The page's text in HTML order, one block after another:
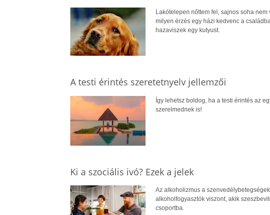
Lakótelepen nőttem fel, sajnos soha
milyen érzés egy házi kedvenc a
hazaviszek egy kutyust.
A testi érintés szeretetnyelv jellemzői
Így lehetsz boldog, ha a testi érintés az
szerelmednek is!
Ki a szociális ivó? Ezek a jelek
Az alkoholizmus a
alkoholfogyasztók viszont, akik
csoportba.